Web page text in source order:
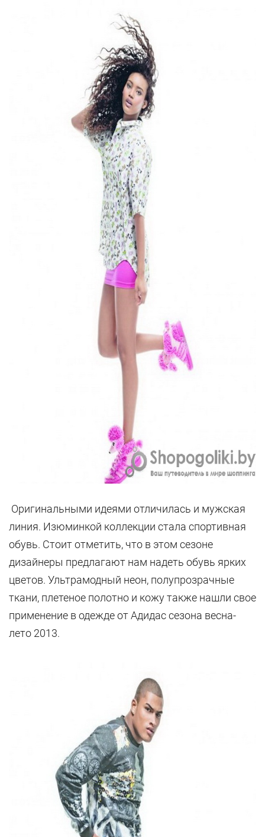
Оригинальными идеями отличилась и мужская
линия. Изюминкой коллекции стала спортивная
обувь. Стоит отметить, что в этом сезоне
дизайнеры предлагают нам надеть обувь ярких
цветов. Ультрамодный неон, полупрозрачные
ткани, плетеное полотно и кожу также нашли свое
применение в одежде от Адидас сезона весна-
лето 2013.